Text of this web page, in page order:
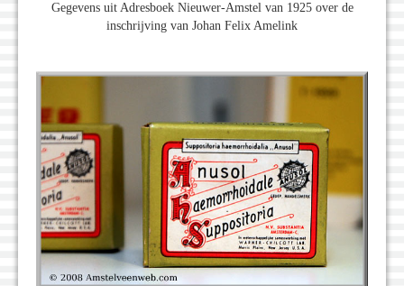
Gegevens uit Adresboek Nieuwer-Amstel van 1925 over de
inschrijving van Johan Felix Amelink